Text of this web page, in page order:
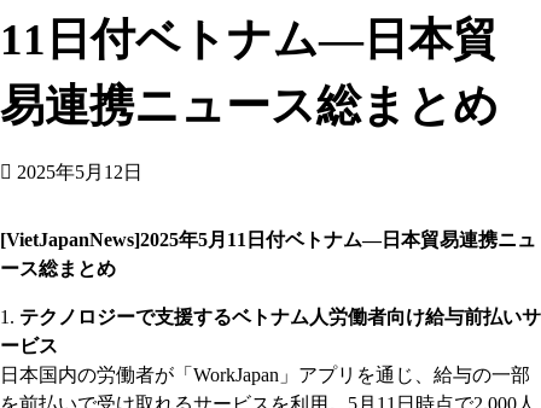
11日付ベトナム―日本貿
易連携ニュース総まとめ
2025年5月12日
[VietJapanNews]2025年5月11日付ベトナム―日本貿易連携ニュ
ース総まとめ
テクノロジーで支援するベトナム人労働者向け給与前払いサ
ービス
日本国内の労働者が「WorkJapan」アプリを通じ、給与の一部